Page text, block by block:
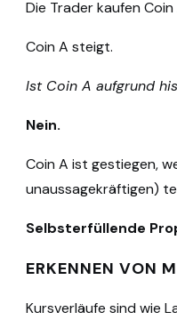
Die Trader kaufen Coin
Coin A steigt.
Ist Coin A aufgrund
Nein.
Coin A ist gestiegen,
unaussagekräftigen)
Selbsterfüllende
ERKENNEN VON
Kursverläufe sind wie